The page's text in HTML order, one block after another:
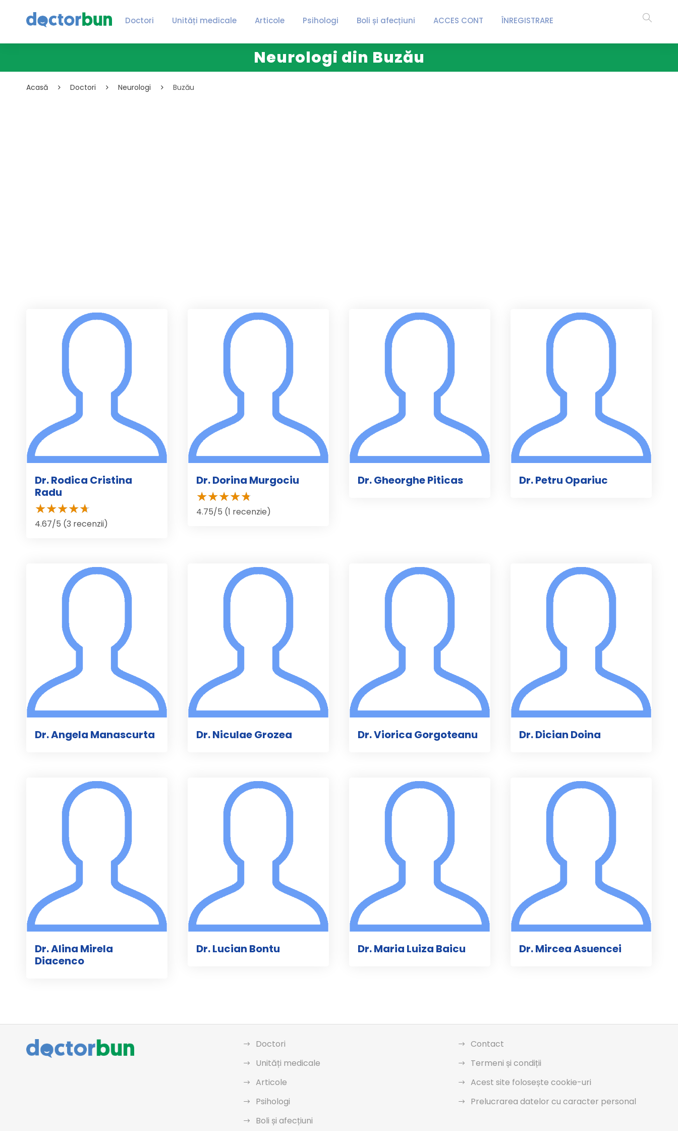
Doctori Unități medicale Articole Psihologi Boli și afecțiuni ACCES CONT ÎNREGISTRARE
Neurologi din Buzău
Acasă Doctori Neurologi Buzău
Dr. Rodica Cristina
Radu
4.67/5 (3 recenzii)
Dr. Dorina Murgociu
4.75/5 (1 recenzie)
Dr. Gheorghe Piticas Dr. Petru Opariuc
Dr. Angela Manascurta Dr. Niculae Grozea Dr. Viorica Gorgoteanu Dr. Dician Doina
Dr. Alina Mirela
Diacenco
Dr. Lucian Bontu Dr. Maria Luiza Baicu Dr. Mircea Asuencei
Doctori
Unități medicale
Articole
Psihologi
Boli și afecțiuni
Contact
Termeni și condiții
Acest site folosește cookie-uri
Prelucrarea datelor cu caracter personal